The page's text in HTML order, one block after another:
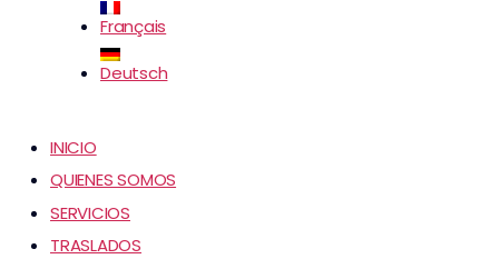
Français
Deutsch
INICIO
QUIENES SOMOS
SERVICIOS
TRASLADOS